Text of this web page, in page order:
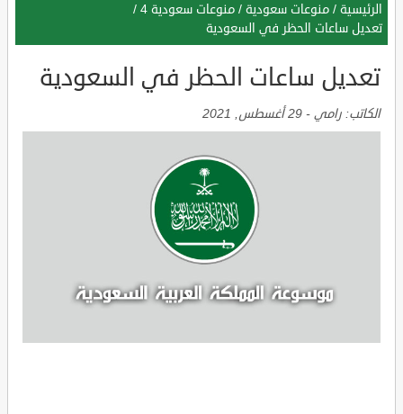
الرئيسية / منوعات سعودية / منوعات سعودية 4
/
تعديل ساعات الحظر في السعودية
تعديل ساعات الحظر في السعودية
الكاتب: رامي - 29 أغسطس, 2021